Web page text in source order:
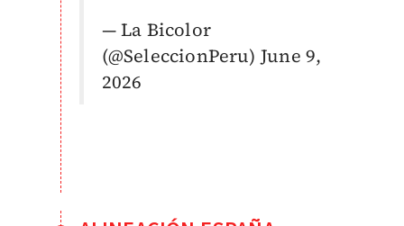
— La Bicolor
(@SeleccionPeru) June 9,
2026